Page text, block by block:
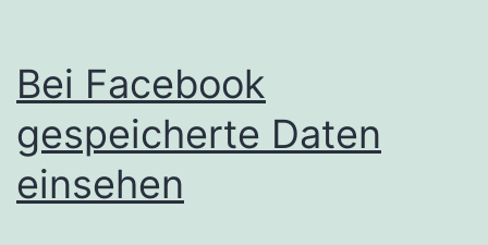
Bei Facebook
gespeicherte Daten
einsehen